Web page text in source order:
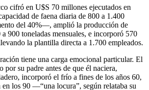
cifró en U$S 70 millones ejecutados en
de faena diaria de 800 a 1.400
del 40%—, amplió la producción de
a 900 toneladas mensuales, e incorporó 570
la plantilla directa a 1.700 empleados.
tiene una carga emocional particular. El
su padre antes de que él naciera,
incorporó el frío a fines de los años 60,
en los 90 —“una locura”, según relataba su